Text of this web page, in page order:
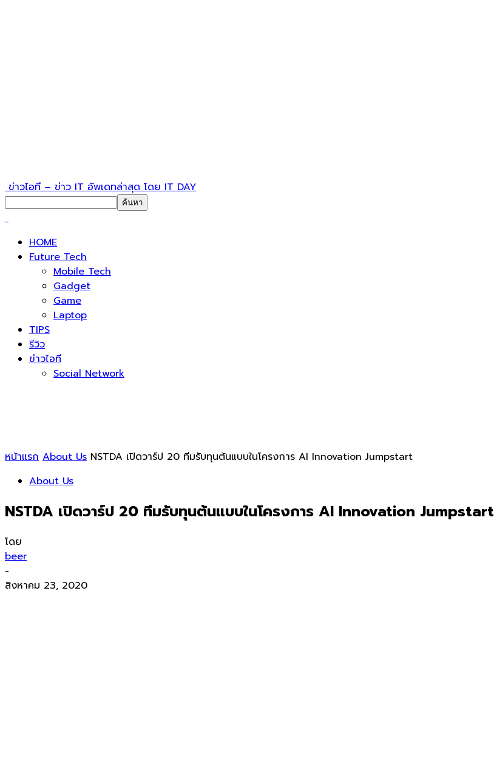
ข่าวไอที – ข่าว IT อัพเดทล่าสุด โดย IT DAY
HOME
Future Tech
Mobile Tech
Gadget
Game
Laptop
TIPS
รีวิว
ข่าวไอที
Social Network
หน้าแรก About Us NSTDA เปิดวาร์ป 20 ทีมรับทุนต้นแบบในโครงการ AI Innovation Jumpstart
About Us
NSTDA เปิดวาร์ป 20 ทีมรับทุนต้นแบบในโครงการ AI Innovation Jumpstart
โดย
beer
-
สิงหาคม 23, 2020